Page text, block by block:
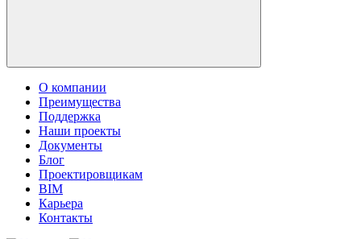
О компании
Преимущества
Поддержка
Наши проекты
Документы
Блог
Проектировщикам
BIM
Карьера
Контакты